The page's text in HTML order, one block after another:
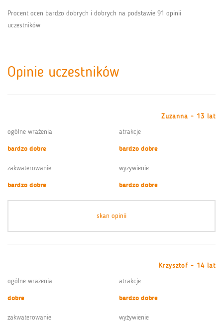
Procent ocen bardzo dobrych i dobrych na podstawie 91 opinii
uczestników
Opinie uczestników
Zuzanna - 13 lat
ogólne wrażenia
bardzo dobre
atrakcje
bardzo dobre
zakwaterowanie
bardzo dobre
wyżywienie
bardzo dobre
skan opinii
Krzysztof - 14 lat
ogólne wrażenia
dobre
atrakcje
bardzo dobre
zakwaterowanie
wyżywienie